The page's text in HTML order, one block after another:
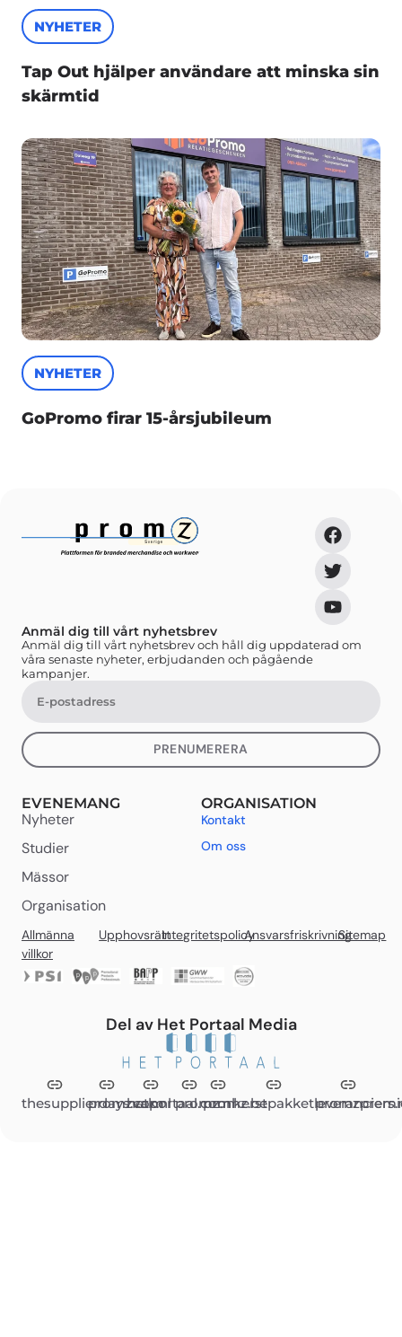
NYHETER
Tap Out hjälper användare att minska sin
skärmtid
NYHETER
GoPromo firar 15-årsjubileum
Anmäl dig till vårt nyhetsbrev
Anmäl dig till vårt nyhetsbrev och håll dig uppdaterad om
våra senaste nyheter, erbjudanden och pågående
kampanjer.
PRENUMERERA
EVENEMANG
Nyheter
Studier
Mässor
Organisation
ORGANISATION
Kontakt
Om oss
Allmänna
villkor
UpphovsrättIntegritetspolicyAnsvarsfriskrivningSitemap
Del av Het Portaal Media
thesupplierdays.com
promzvak.nl
hetportaal.com
promz.nl
promz.be